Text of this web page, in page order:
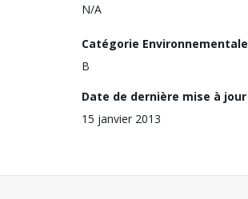
N/A
Catégorie Environnementale
B
Date de dernière mise à jour
15 janvier 2013